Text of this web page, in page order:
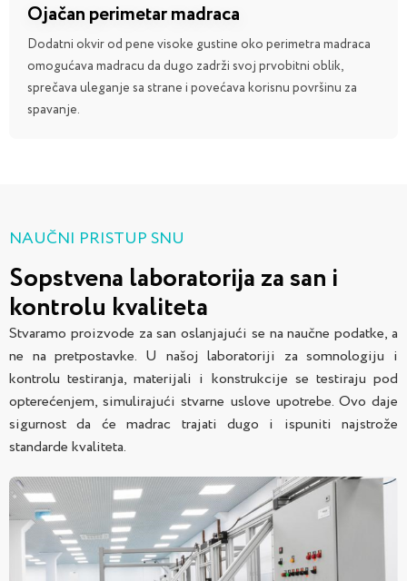
Ojačan perimetar madraca
Dodatni okvir od pene visoke gustine oko perimetra madraca
omogućava madracu da dugo zadrži svoj prvobitni oblik,
sprečava uleganje sa strane i povećava korisnu površinu za
spavanje.
NAUČNI PRISTUP SNU
Sopstvena laboratorija za san i
kontrolu kvaliteta
Stvaramo proizvode za san oslanjajući se na naučne podatke, a
ne na pretpostavke. U našoj laboratoriji za somnologiju i
kontrolu testiranja, materijali i konstrukcije se testiraju pod
opterećenjem, simulirajući stvarne uslove upotrebe. Ovo daje
sigurnost da će madrac trajati dugo i ispuniti najstrože
standarde kvaliteta.